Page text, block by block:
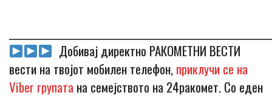
Добивај директно РАКОМЕТНИ ВЕСТИ
вести на твојот мобилен телефон,приклучи се на
Viber групата на семејството на 24ракомет. Со еден